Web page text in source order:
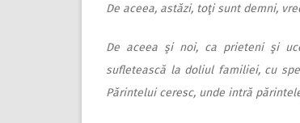
De aceea, astăzi, toţi sunt demni,
De aceea şi noi, ca prieteni şi
sufletească la doliul familiei, cu
Părintelui ceresc, unde intră